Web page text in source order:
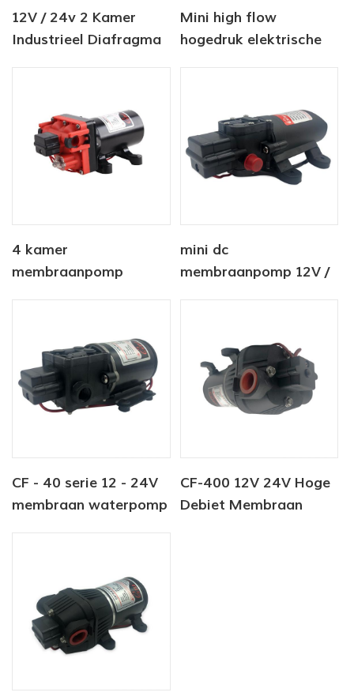
12V / 24v 2 Kamer
Industrieel Diafragma
Mini high flow
hogedruk elektrische
4 kamer
membraanpomp
mini dc
membraanpomp 12V /
CF - 40 serie 12 - 24V
membraan waterpomp
CF-400 12V 24V Hoge
Debiet Membraan